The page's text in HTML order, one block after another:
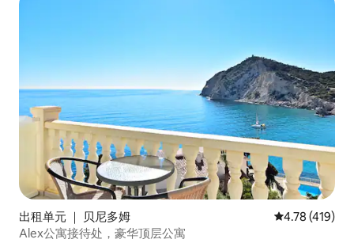
出租单元 ｜ 贝尼多姆 平均评分 4.78
4.78 (419)
Alex公寓接待处，豪华顶层公寓